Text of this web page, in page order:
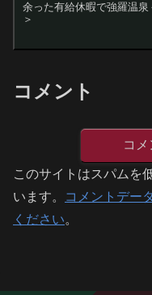
余った有給休暇で強羅温泉
＞
コメント
コ
このサイトはスパムを
います。
コメントデー
ください。